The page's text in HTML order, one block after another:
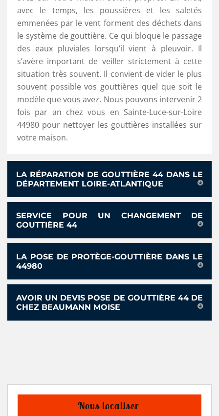
avec le temps, les poussières et les saletés
emmenées par le vent forment des déchets dans
le système de gouttière. Ce qui bloque le passage
des eaux pluviales lorsqu’il vient à pleuvoir. Il
s’avère important de veiller strictement à cette
situation très souvent. Il convient de vider le plus
souvent possible vos gouttières quel que soit le
modèle que vous avez. Nous pouvons intervenir 2
fois par an chez vous en Sainte-Luce-sur-Loire
44980 pour nettoyer les gouttières installées sur
votre maison.
LA RÉPARATION DE GOUTTIÈRE 44 DANS LE
DÉPARTEMENT LOIRE-ATLANTIQUE
SERVICE POUR UN CHANGEMENT DE
GOUTTIÈRE 44
LA POSE DE PROTÈGE-GOUTTIÈRE DANS LE
44980
AVOIR UN DEVIS POSE DE GOUTTIÈRE 44 DE
CHEZ BEAUMANN MOISE
Nous localiser